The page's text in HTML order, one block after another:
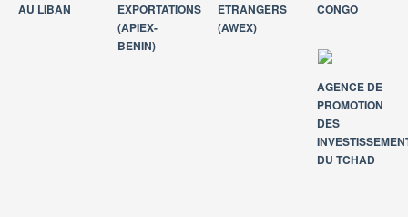
AU LIBAN
EXPORTATIONS
(APIEX-
BENIN)
ETRANGERS
(AWEX)
CONGO
AGENCE DE
PROMOTION
DES
DU TCHAD